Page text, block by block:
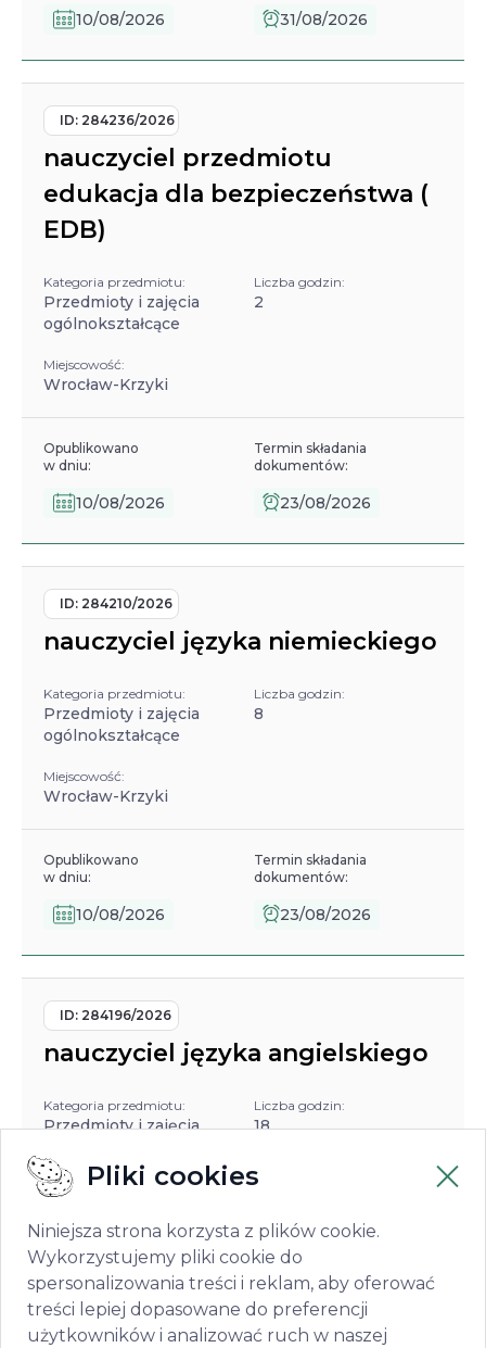
Pliki cookies
Niniejsza strona korzysta z plików cookie.
Wykorzystujemy pliki cookie do
spersonalizowania treści i reklam, aby oferować
treści lepiej dopasowane do preferencji
użytkowników i analizować ruch w naszej
10/08/2026 31/08/2026
ID: 284236/2026
nauczyciel przedmiotu
edukacja dla bezpieczeństwa (
EDB)
Kategoria przedmiotu:
Przedmioty i zajęcia
ogólnokształcące
Liczba godzin:
2
Miejscowość:
Wrocław-Krzyki
Opublikowano
w dniu:
10/08/2026
Termin składania
dokumentów:
23/08/2026
ID: 284210/2026
nauczyciel języka niemieckiego
Kategoria przedmiotu:
Przedmioty i zajęcia
ogólnokształcące
Liczba godzin:
8
Miejscowość:
Wrocław-Krzyki
Opublikowano
w dniu:
10/08/2026
Termin składania
dokumentów:
23/08/2026
ID: 284196/2026
nauczyciel języka angielskiego
Kategoria przedmiotu:
Przedmioty i zajęcia
Liczba godzin:
18
Miejscowość:
Opublikowano
w dniu:
10/08/2026
Termin składania
dokumentów:
23/08/2026